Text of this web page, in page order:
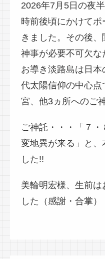
2026年7月5日の夜
時前後頃にかけてポ
きました。その後
神事が必要不可欠
お導き淡路島は日
代太陽信仰の中心
宮、他3ヵ所へのご
ご神託・・・「７
変地異が来る」と、
した!!
美輪明宏様、生前は
した（感謝・合掌）